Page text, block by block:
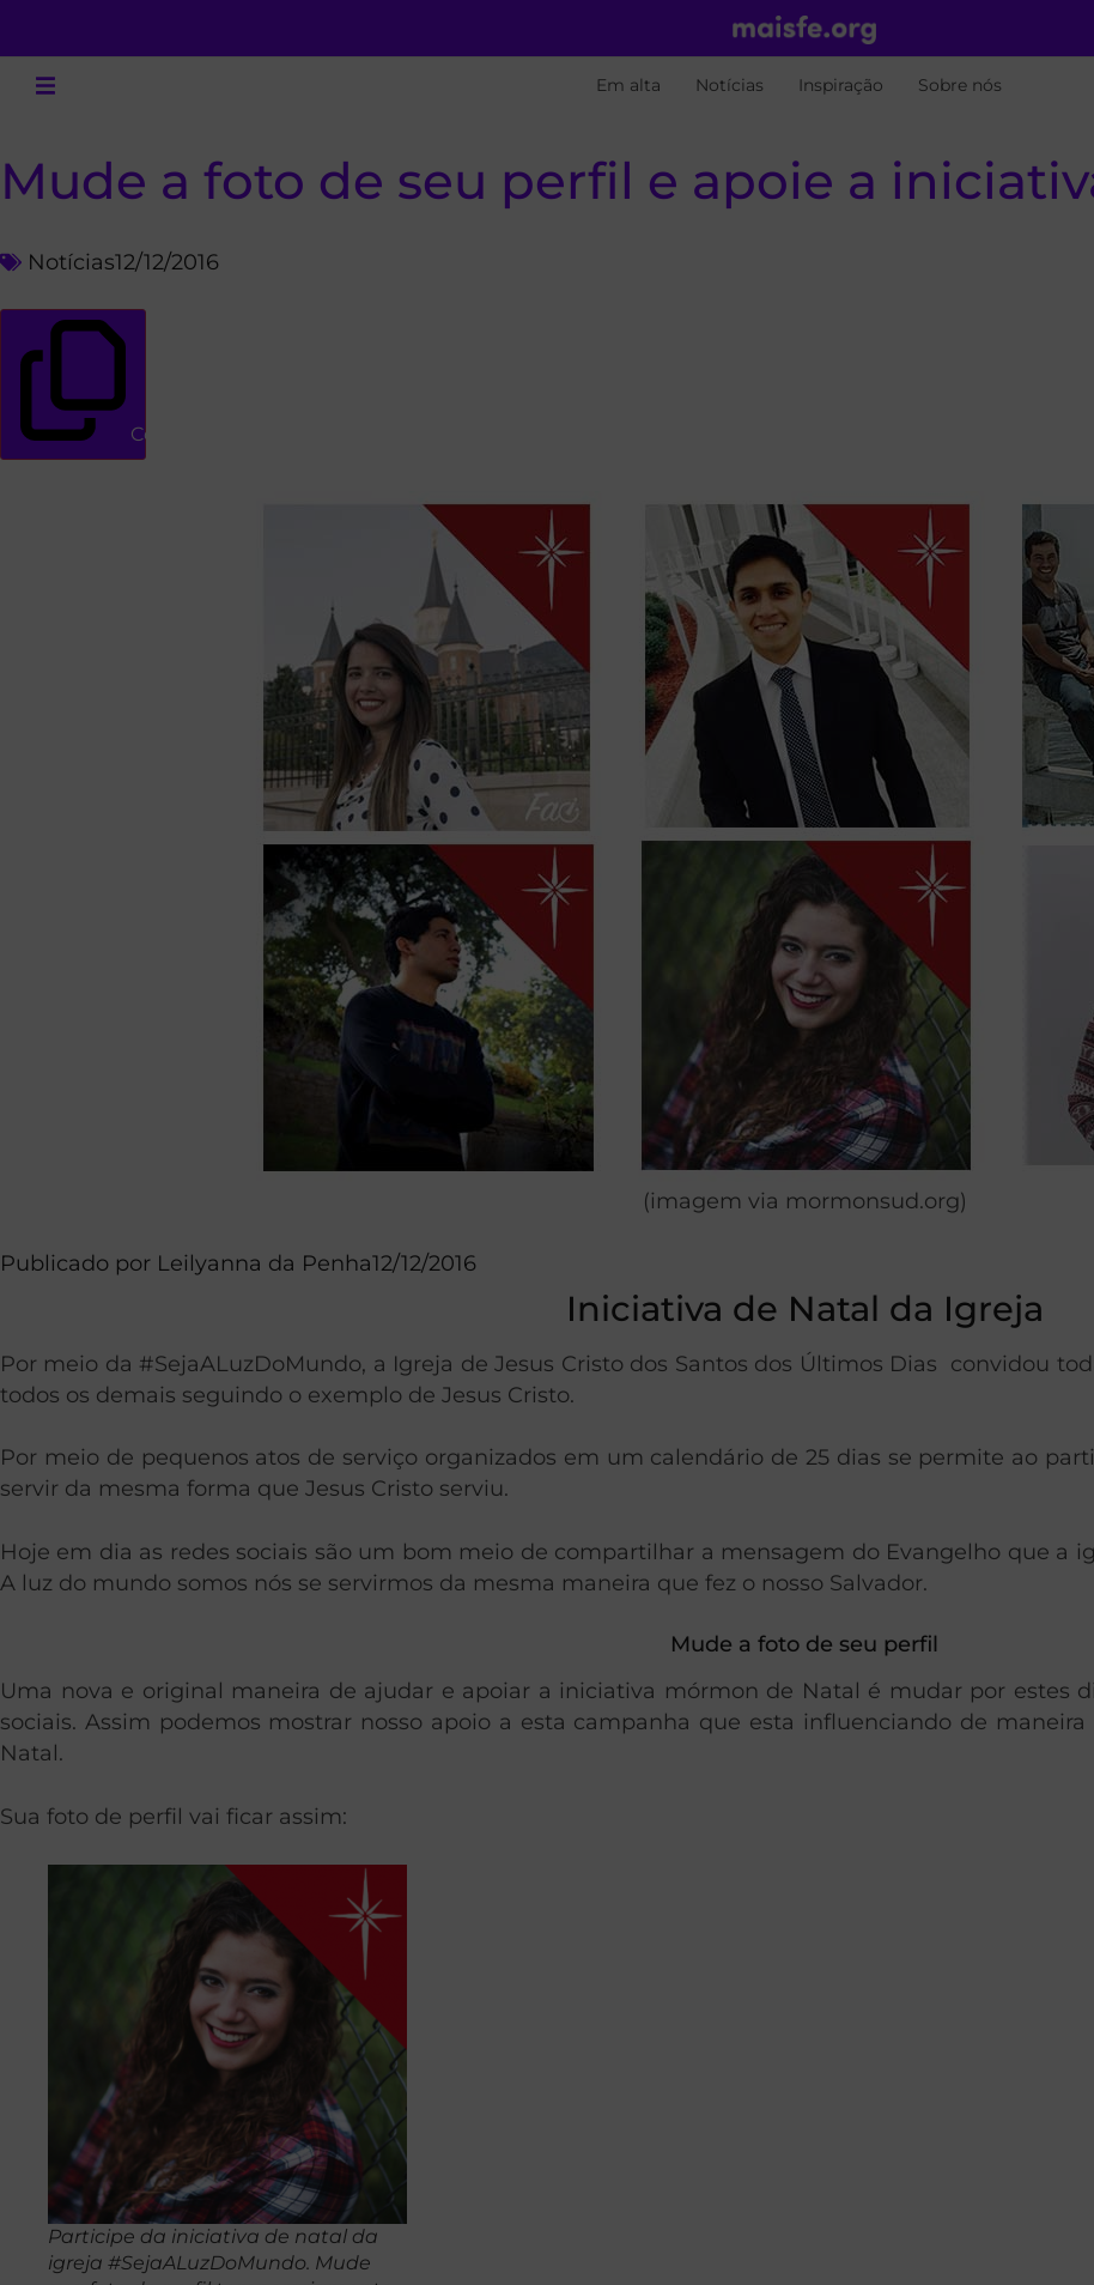
Em alta Notícias Inspiração Sobre nós
Mude a foto de seu perfil e apoie a
Notícias12/12/2016
Copiar link
(imagem via mormonsud.org)
Publicado por Leilyanna da Penha12/12/2016
Iniciativa de Natal da Igreja
Por meio da #SejaALuzDoMundo, a Igreja de Jesus Cristo dos Santos dos Últimos Dias convidou
todos os demais seguindo o exemplo de Jesus Cristo.
Por meio de pequenos atos de serviço organizados em um calendário de 25 dias se permite ao
servir da mesma forma que Jesus Cristo serviu.
Hoje em dia as redes sociais são um bom meio de compartilhar a mensagem do Evangelho que a
A luz do mundo somos nós se servirmos da mesma maneira que fez o nosso Salvador.
Mude a foto de seu perfil
Uma nova e original maneira de ajudar e apoiar a iniciativa mórmon de Natal é mudar por estes
sociais. Assim podemos mostrar nosso apoio a esta campanha que esta influenciando de
Natal.
Sua foto de perfil vai ficar assim:
Participe da iniciativa de natal da
igreja #SejaALuzDoMundo. Mude